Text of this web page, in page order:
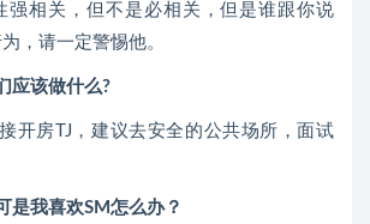
强相关，但不是必相关，但是谁跟你说
，请一定警惕他。
应该做什么?
开房TJ，建议去安全的公共场所，面试
是我喜欢SM怎么办？